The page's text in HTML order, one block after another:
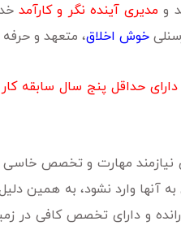
و مدیری آینده نگر و کارآمد
خوش اخلاق، متعهد و حرفه
حداقل پنج سال سابقه کار
نیازمند مهارت و تخصص خاسی
آنها وارد نشود، به همین
و دارای تخصص کافی در